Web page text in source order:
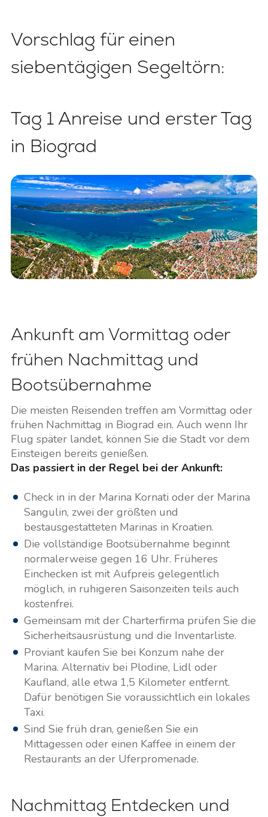
Vorschlag für einen
siebentägigen Segeltörn:
Tag 1 Anreise und erster Tag
in Biograd
Ankunft am Vormittag oder
frühen Nachmittag und
Bootsübernahme
Die meisten Reisenden treffen am Vormittag oder
frühen Nachmittag in Biograd ein. Auch wenn Ihr
Flug später landet, können Sie die Stadt vor dem
Einsteigen bereits genießen.
Das passiert in der Regel bei der Ankunft:
Check in in der Marina Kornati oder der Marina
Sangulin, zwei der größten und
bestausgestatteten Marinas in Kroatien.
Die vollständige Bootsübernahme beginnt
normalerweise gegen 16 Uhr. Früheres
Einchecken ist mit Aufpreis gelegentlich
möglich, in ruhigeren Saisonzeiten teils auch
kostenfrei.
Gemeinsam mit der Charterfirma prüfen Sie die
Sicherheitsausrüstung und die Inventarliste.
Proviant kaufen Sie bei Konzum nahe der
Marina. Alternativ bei Plodine, Lidl oder
Kaufland, alle etwa 1,5 Kilometer entfernt.
Dafür benötigen Sie voraussichtlich ein lokales
Taxi.
Sind Sie früh dran, genießen Sie ein
Mittagessen oder einen Kaffee in einem der
Restaurants an der Uferpromenade.
Nachmittag Entdecken und